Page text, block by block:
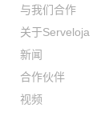
与我们合作
关于Serveloja
新闻
合作伙伴
视频